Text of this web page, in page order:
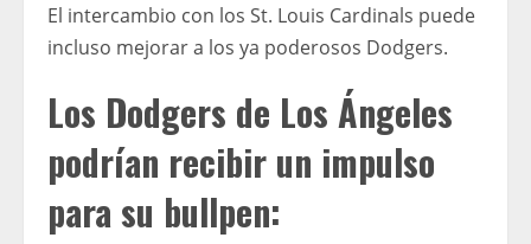
El intercambio con los St. Louis Cardinals puede
incluso mejorar a los ya poderosos Dodgers.
Los Dodgers de Los Ángeles
podrían recibir un impulso
para su bullpen: